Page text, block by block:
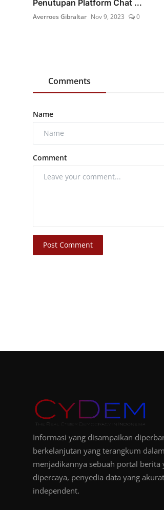
Penutupan Platform Chat ...
Averroes Gibraltar Nov 9, 2023 0
Comments
Name
Comment
Post Comment
Informasi yang disampaikan
berkelanjutan yang terangkum
menjadikannya sebuah portal berita
dipercaya, penyedia data yang
independent.